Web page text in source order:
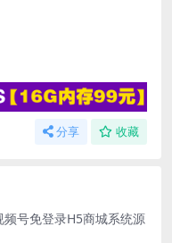
分享 收藏
号免登录H5商城系统源